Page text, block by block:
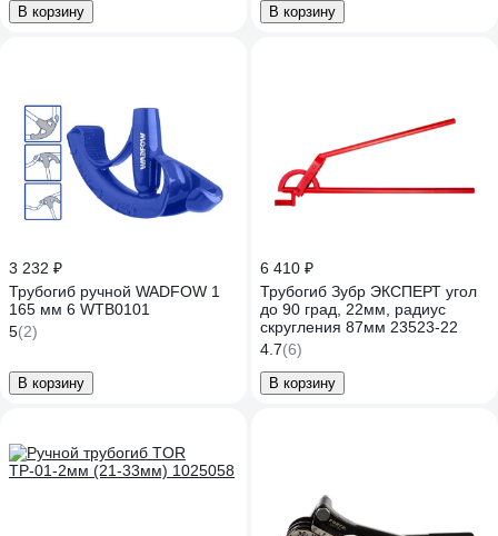
В корзину В корзину
3 232 ₽
Трубогиб ручной WADFOW 1
165 мм 6 WTB0101
5(2)
В корзину
6 410 ₽
Трубогиб Зубр ЭКСПЕРТ угол
до 90 град, 22мм, радиус
скругления 87мм 23523-22
4.7(6)
В корзину